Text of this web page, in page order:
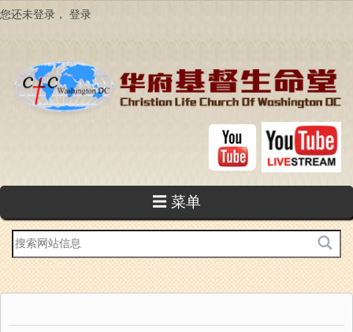
跳
您还未登录， 登录
☰ 菜单
站
内
搜
索